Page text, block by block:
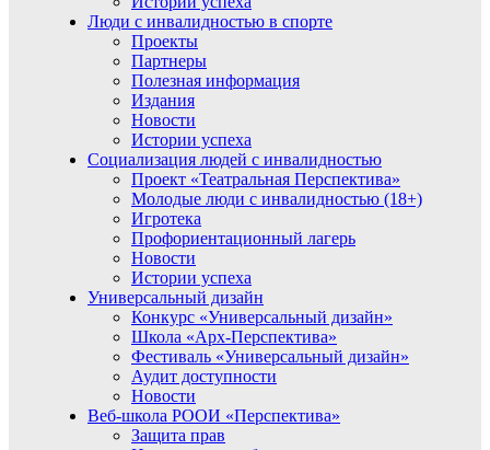
Люди с инвалидностью в спорте
Проекты
Партнеры
Полезная информация
Издания
Новости
Истории успеха
Социализация людей с инвалидностью
Проект «Театральная Перспектива»
Молодые люди с инвалидностью (18+)
Игротека
Профориентационный лагерь
Новости
Истории успеха
Универсальный дизайн
Конкурс «Универсальный дизайн»
Школа «Арх-Перспектива»
Фестиваль «Универсальный дизайн»
Аудит доступности
Новости
Веб-школа РООИ «Перспектива»
Защита прав